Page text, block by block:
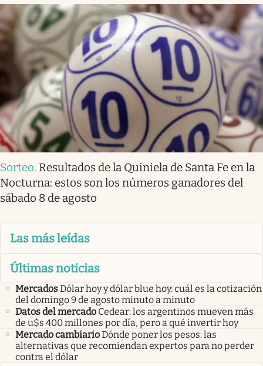
Sorteo. Resultados de la Quiniela de Santa Fe en la
Nocturna: estos son los números ganadores del
sábado 8 de agosto
Las más leídas
Últimas noticias
MercadosDólar hoy y dólar blue hoy: cuál es la cotización
del domingo 9 de agosto minuto a minuto
Datos del mercado Cedear: los argentinos mueven más
de u$s 400 millones por día, pero a qué invertir hoy
Mercado cambiarioDónde poner los pesos: las
alternativas que recomiendan expertos para no perder
contra el dólar